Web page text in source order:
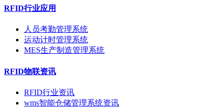
RFID行业应用
人员考勤管理系统
运动计时管理系统
MES生产制造管理系统
RFID物联资讯
RFID行业资讯
wms智能仓储管理系统资讯